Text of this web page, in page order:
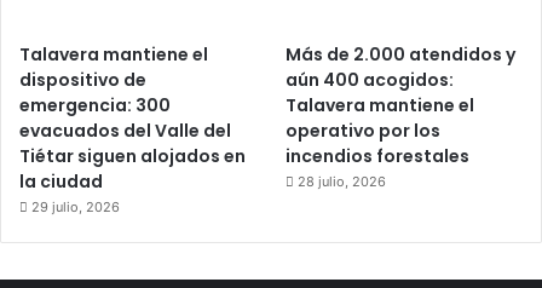
Talavera mantiene el
dispositivo de
emergencia: 300
evacuados del Valle del
Tiétar siguen alojados en
la ciudad
29 julio, 2026
Más de 2.000 atendidos y
aún 400 acogidos:
Talavera mantiene el
operativo por los
incendios forestales
28 julio, 2026